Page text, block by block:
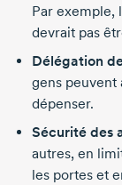
Par exemple,
devrait pas
Délégation
gens peuvent
dépenser.
Sécurité des
autres, en
les portes et